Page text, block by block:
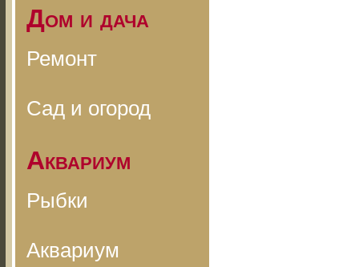
Дом и дача
Ремонт
Сад и огород
Аквариум
Рыбки
Аквариум